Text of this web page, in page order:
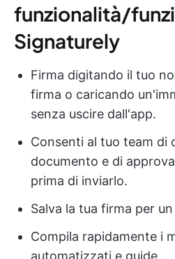
funzionalità/
Signaturely
Firma digitando il tuo
firma o caricando
senza uscire dall'app.
Consenti al tuo team di
documento e di
prima di inviarlo.
Salva la tua firma per
Compila rapidamente i
automatizzati e guide